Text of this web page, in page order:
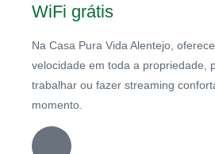
WiFi grátis
Na Casa Pura Vida Alentejo,
velocidade em toda a propriedade,
trabalhar ou fazer streaming
momento.